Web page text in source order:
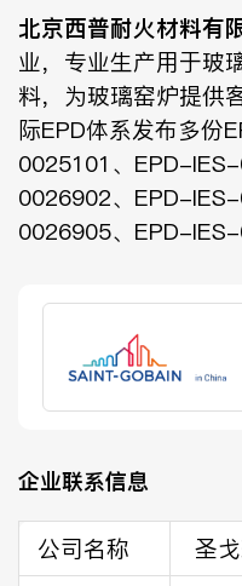
北京西普耐火材料有
业，专业生产用于玻
料，为玻璃窑炉提供
际EPD体系发布多份
0025101 、 EPD-
0026902、 EPD-
0026905、 EPD-
企业联系信息
公司名称
圣